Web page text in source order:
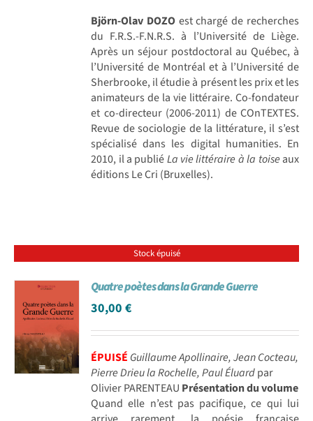
Björn-Olav DOZOest chargé de recherches
du F.R.S.-F.N.R.S. à l’Université de Liège.
Après un séjour postdoctoral au Québec, à
l’Université de Montréal et à l’Université de
Sherbrooke, il étudie à présent les prix et les
animateurs de la vie littéraire. Co-fondateur
et co-directeur (2006-2011) de COnTEXTES.
Revue de sociologie de la littérature, il s’est
spécialisé dans les digital humanities. En
2010, il a publiéLa vie littéraire à la toise aux
éditions Le Cri (Bruxelles).
Stock épuisé
Quatre poètes dans la Grande Guerre
30,00€
ÉPUISÉ Guillaume Apollinaire, Jean Cocteau,
Pierre Drieu la Rochelle, Paul Éluardpar
Olivier PARENTEAU Présentation du volume
Quand elle n’est pas pacifique, ce qui lui